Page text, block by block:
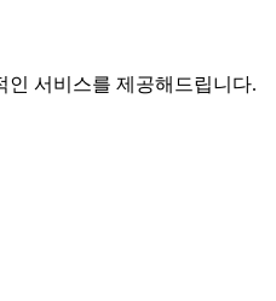
인 서비스를 제공해드립니다.